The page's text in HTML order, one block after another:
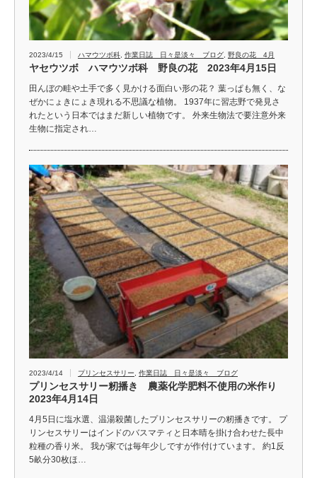
2023/4/15 ハマウツボ科 作業日誌 日々是淡々 ブログ 野良の花 4月
ヤセウツボ ハマウツボ科 野良の花 2023年4月15日
田んぼの畦や土手で多く見かける面白い形の花？ 葉っぱも無く、な
ぜかにょきにょき現れる不思議な植物。 1937年に習志野で発見さ
れたという日本ではまだ新しい植物です。 外来生物法で要注意外来
生物に指定され…
2023/4/14 プリンセスサリー 作業日誌 日々是淡々 ブログ
プリンセスサリー籾播き 農薬化学肥料不使用の米作り
2023年4月14日
4月5日に塩水選、温湯殺菌したプリンセスサリーの籾播きです。 プ
リンセスサリーはインドのバスマティと日本晴を掛け合わせた長中
粒種の香り米。 我が家では毎年少しですが作付けています。 約1反
5畝分30枚ほ…